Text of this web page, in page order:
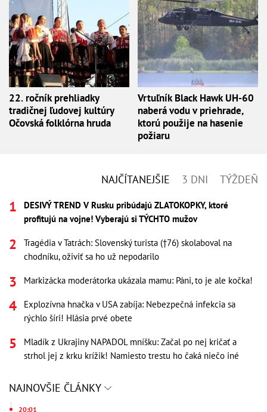
22. ročník prehliadky
tradičnej ľudovej kultúry
Očovská folklórna hruda
Vrtuľník Black Hawk UH-60
naberá vodu v priehrade,
ktorú použije na hasenie
požiaru
NAJČÍTANEJŠIE 3 DNI TÝŽDEŇ
DESIVÝ TREND V Rusku pribúdajú ZLATOKOPKY, ktoré
profitujú na vojne! Vyberajú si TÝCHTO mužov
Tragédia v Tatrách: Slovenský turista (†76) skolaboval na
chodníku, oživiť sa ho už nepodarilo
Markizácka moderátorka ukázala mamu: Páni, to je ale kočka!
Explozívna hnačka v USA zabíja: Nebezpečná infekcia sa
rýchlo šíri! Hlásia prvé obete
Mladík z Ukrajiny NAPADOL mníšku: Začal po nej kričať a
strhol jej z krku krížik! Namiesto trestu ho čaká niečo iné
NAJNOVŠIE ČLÁNKY
20:01